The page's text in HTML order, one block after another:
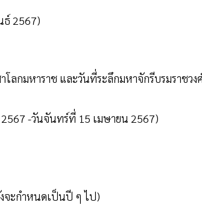
ธ์ 2567)
กมหาราช และวันที่ระลึกมหาจักรีบรมราชวง
-วันจันทร์ที่ 15 เมษายน 2567)
จะกำหนดเป็นปี ๆ ไป)